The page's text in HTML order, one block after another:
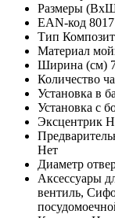
Размеры
EAN-код
Тип
Материал
Ширина (см)
Количество
Установка в
Установка с
Эксцентрик
Нет
Диаметр
Аксессуары
вентиль,